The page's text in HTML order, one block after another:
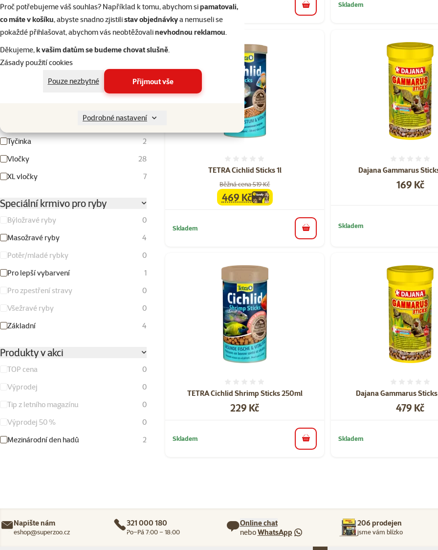
Proč potřebujeme váš souhlas? Například k tomu, abychom sipamatovali,
co máte v košíku, abyste snadno zjistilistav objednávkya nemuseli se
pokaždé přihlašovat, abychom vás neobtěžovalinevhodnou reklamou.
Děkujeme,k vašim datům se budeme chovat slušně.
Zásady použití cookies
Pouze nezbytné
Přijmout vše
Podrobné nastavení
Typ krmiva
Doplňkové krmivo pro hmyzožravé plazy 2
Granule
21
11
3
20
Tyčinka
2
Vločky
28
XL vločky
7
Speciální krmivo pro ryby
Býložravé ryby
0
Masožravé ryby
4
Potěr/mladé rybky
0
Pro lepší vybarvení
1
Pro zpestření stravy
0
Všežravé ryby
0
Základní
4
Produkty v akci
TOP cena
0
Výprodej
0
Tip z letního magazínu
0
Výprodej 50 %
0
Mezinárodní den hadů
2
Skladem do košíku Skladem
TETRA Cichlid Sticks 1l
Běžná cena 519 Kč
familycena
469 Kč
Skladem do košíku
Dajana Gammarus
Cena
169 Kč
Skladem
TETRA Cichlid Shrimp Sticks 250ml
Cena
229 Kč
Skladem do košíku
Dajana Gammarus
Cena
479 Kč
Skladem
Napište nám
eshop@superzoo.cz
321 000 180
Po–Pá 7:00 – 18:00
Online chat
neboWhatsApp
206 prodejen
jsme vám blízko